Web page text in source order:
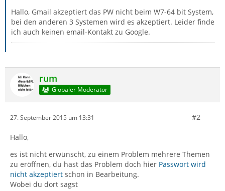
Hallo, Gmail akzeptiert das PW nicht beim W7-64 bit System,
bei den anderen 3 Systemen wird es akzeptiert. Leider finde
ich auch keinen email-Kontakt zu Google.
rum
Globaler Moderator
27. September 2015 um 13:31 #2
Hallo,
es ist nicht erwünscht, zu einem Problem mehrere Themen
zu eröffnen, du hast das Problem doch hier Passwort wird
nicht akzeptiert schon in Bearbeitung.
Wobei du dort sagst